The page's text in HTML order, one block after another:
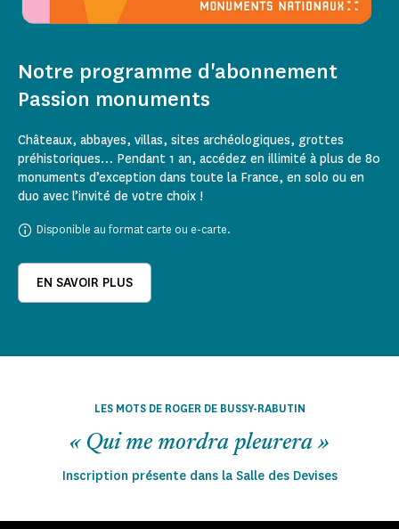
Notre programme d'abonnement
Passion monuments
Châteaux, abbayes, villas, sites archéologiques, grottes
préhistoriques… Pendant 1 an, accédez en illimité à plus de 80
monuments d’exception dans toute la France, en solo ou en
duo avec l’invité de votre choix !
Disponible au format carte ou e-carte.
EN SAVOIR PLUS
LES MOTS DE ROGER DE BUSSY-RABUTIN
« Qui me mordra pleurera »
Inscription présente dans la Salle des Devises